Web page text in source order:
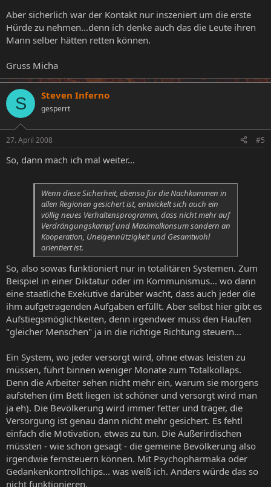
Aber sicherlich war der Kontakt nur inszeniert um die erste
Hürde zu nehmen...denn ich denke auch das die Leute ihren
Mann selber hätten retten können.
Gruss Micha
S Steven Inferno
gesperrt
27. April 2008 #5
So, dann mach ich mal weiter...
Wenn diese Sicherheit, ebenso für die Nachkommen in
allen Regionen gesichert ist, entwickelt sich auch ein
völlig neues Verhaltensprogramm, dass nicht mehr auf
Verdrängungskampf und Maximalkonsum sondern an
Kooperation, Uneigennützigkeit und Gesamtwohl
orientiert ist.
So, also sowas funktioniert nur in totalitären Systemen. Zum
Beispiel in einer Diktatur oder im Kommunismus... wo dann
eine staatliche Exekutive darüber wacht, dass auch jeder die
ihm aufgetragenden Aufgaben erfüllt. Aber selbst hier gibt es
Aufstiegsmöglichkeiten, denn irgendwer muss den Haufen
"gleicher Menschen" ja in die richtige Richtung steuern...
Ein System, wo jeder versorgt wird, ohne etwas leisten zu
müssen, führt binnen weniger Monate zum Totalkollaps.
Denn die Arbeiter sehen nicht mehr ein, warum sie morgens
aufstehen (im Bett liegen ist schöner und versorgt wird man
ja eh). Die Bevölkerung wird immer fetter und träger, die
Versorgung ist genau dann nicht mehr gesichert. Es fehtl
einfach die Motivation, etwas zu tun. Die Außerirdischen
müssten - wie schon gesagt - die gemeine Bevölkerung also
irgendwie fernsteuern können. Mit Psychopharmaka oder
Gedankenkontrollchips... was weiß ich. Anders würde das so
nicht funktionieren.